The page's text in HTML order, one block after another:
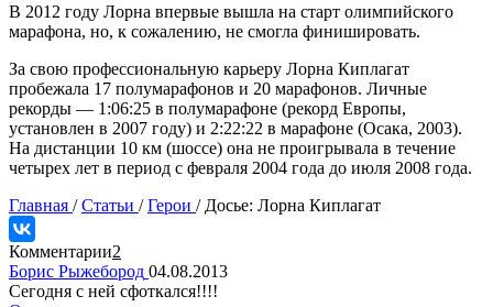
В 2012 году Лорна впервые вышла на старт олимпийского
марафона, но, к сожалению, не смогла финишировать.
За свою профессиональную карьеру Лорна Киплагат
пробежала 17 полумарафонов и 20 марафонов. Личные
рекорды — 1:06:25 в полумарафоне (рекорд Европы,
установлен в 2007 году) и 2:22:22 в марафоне (Осака, 2003).
На дистанции 10 км (шоссе) она не проигрывала в течение
четырех лет в период с февраля 2004 года до июля 2008 года.
Главная /Статьи /Герои / Досье: Лорна Киплагат
Комментарии2
Борис Рыжебород 04.08.2013
Сегодня с ней сфоткался!!!!